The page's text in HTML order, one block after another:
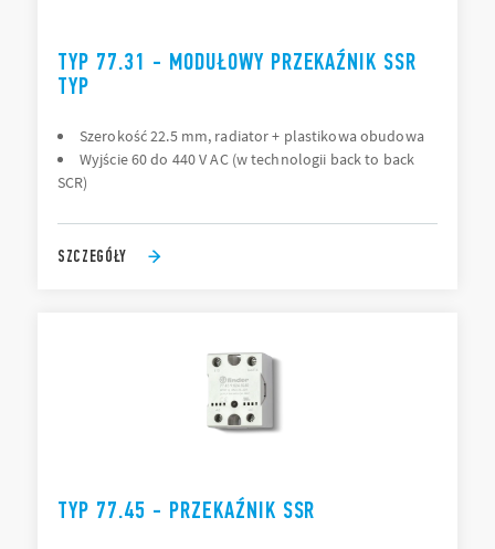
TYP 77.31 - MODUŁOWY PRZEKAŹNIK SSR
TYP
Szerokość 22.5 mm, radiator + plastikowa obudowa
Wyjście 60 do 440 V AC (w technologii back to back
SCR)
SZCZEGÓŁY
TYP 77.45 - PRZEKAŹNIK SSR